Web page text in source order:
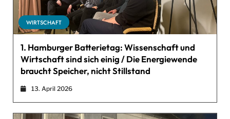
WIRTSCHAFT
1. Hamburger Batterietag: Wissenschaft und
Wirtschaft sind sich einig / Die Energiewende
braucht Speicher, nicht Stillstand
13. April 2026